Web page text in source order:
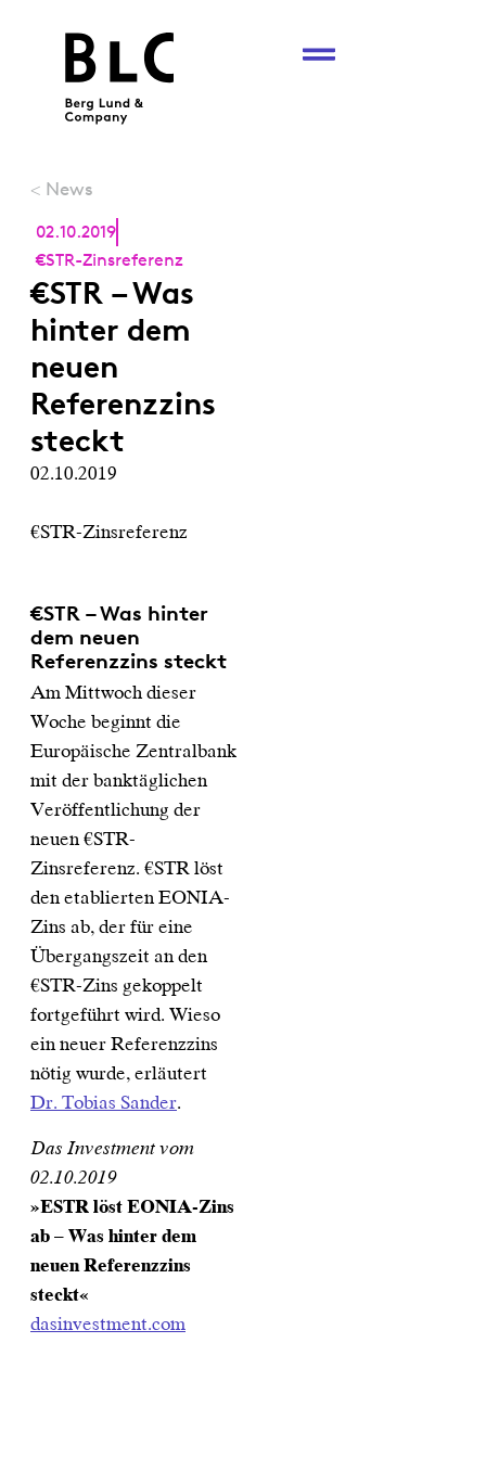
< News
02.10.2019
€STR-Zinsreferenz
€STR – Was
hinter dem
neuen
Referenzzins
steckt
02.10.2019
€STR-Zinsreferenz
€STR – Was hinter
dem neuen
Referenzzins steckt
Am Mittwoch dieser
Woche beginnt die
Europäische Zentralbank
mit der banktäglichen
Veröffentlichung der
neuen €STR-
Zinsreferenz. €STR löst
den etablierten EONIA-
Zins ab, der für eine
Übergangszeit an den
€STR-Zins gekoppelt
fortgeführt wird. Wieso
ein neuer Referenzzins
nötig wurde, erläutert
Dr. Tobias Sander.
Das Investment vom
02.10.2019
»ESTR löst EONIA-Zins
ab – Was hinter dem
neuen Referenzzins
steckt«
dasinvestment.com